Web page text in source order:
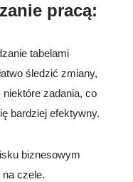
pracą:
tabelami
śledzić zmiany,
zadania, co
bardziej efektywny.
biznesowym
czele.